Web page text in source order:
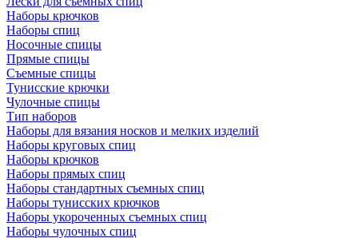
Наборы крючков
Наборы спиц
Носочные спицы
Прямые спицы
Съемные спицы
Тунисские крючки
Чулочные спицы
Тип наборов
Наборы для вязания носков и мелких изделий
Наборы круговых спиц
Наборы крючков
Наборы прямых спиц
Наборы стандартных съемных спиц
Наборы тунисских крючков
Наборы укороченных съемных спиц
Наборы чулочных спиц